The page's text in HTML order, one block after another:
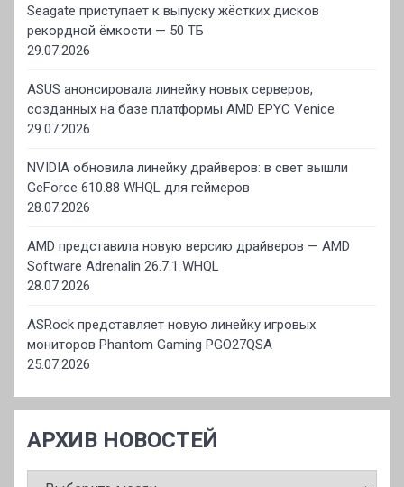
Seagate приступает к выпуску жёстких дисков
рекордной ёмкости — 50 ТБ
29.07.2026
ASUS анонсировала линейку новых серверов,
созданных на базе платформы AMD EPYC Venice
29.07.2026
NVIDIA обновила линейку драйверов: в свет вышли
GeForce 610.88 WHQL для геймеров
28.07.2026
AMD представила новую версию драйверов — AMD
Software Adrenalin 26.7.1 WHQL
28.07.2026
ASRock представляет новую линейку игровых
мониторов Phantom Gaming PGO27QSA
25.07.2026
АРХИВ НОВОСТЕЙ